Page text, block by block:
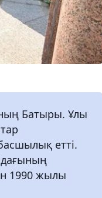
Батыры. Ұлы
етті.
1990 жылы